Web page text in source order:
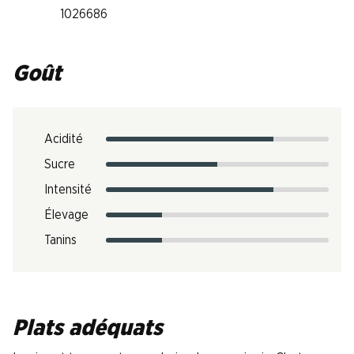
1026686
Goût
Acidité
Sucre
Intensité
Élevage
Tanins
Plats adéquats